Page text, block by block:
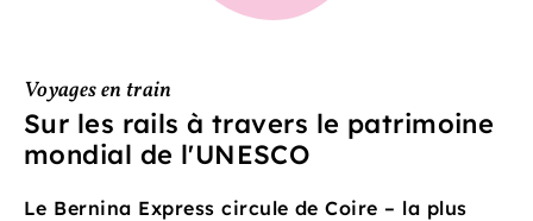
Voyages en train
Sur les rails à travers le patrimoine
mondial de l'UNESCO
Le Bernina Express circule de Coire – la plus